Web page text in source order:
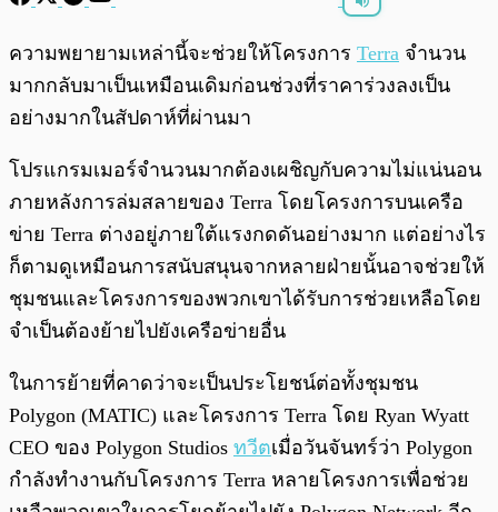
/
ความพยายามเหล่านี้จะช่วยให้โครงการ Terra จำนวน
มากกลับมาเป็นเหมือนเดิมก่อนช่วงที่ราคาร่วงลงเป็น
อย่างมากในสัปดาห์ที่ผ่านมา
โปรแกรมเมอร์จำนวนมากต้องเผชิญกับความไม่แน่นอน
ภายหลังการล่มสลายของ Terra โดยโครงการบนเครือ
ข่าย Terra ต่างอยู่ภายใต้แรงกดดันอย่างมาก แต่อย่างไร
ก็ตามดูเหมือนการสนับสนุนจากหลายฝ่ายนั้นอาจช่วยให้
ชุมชนและโครงการของพวกเขาได้รับการช่วยเหลือโดย
จำเป็นต้องย้ายไปยังเครือข่ายอื่น
ในการย้ายที่คาดว่าจะเป็นประโยชน์ต่อทั้งชุมชน
Polygon (MATIC) และโครงการ Terra โดย Ryan Wyatt
CEO ของ Polygon Studios ทวีตเมื่อวันจันทร์ว่า Polygon
กำลังทำงานกับโครงการ Terra หลายโครงการเพื่อช่วย